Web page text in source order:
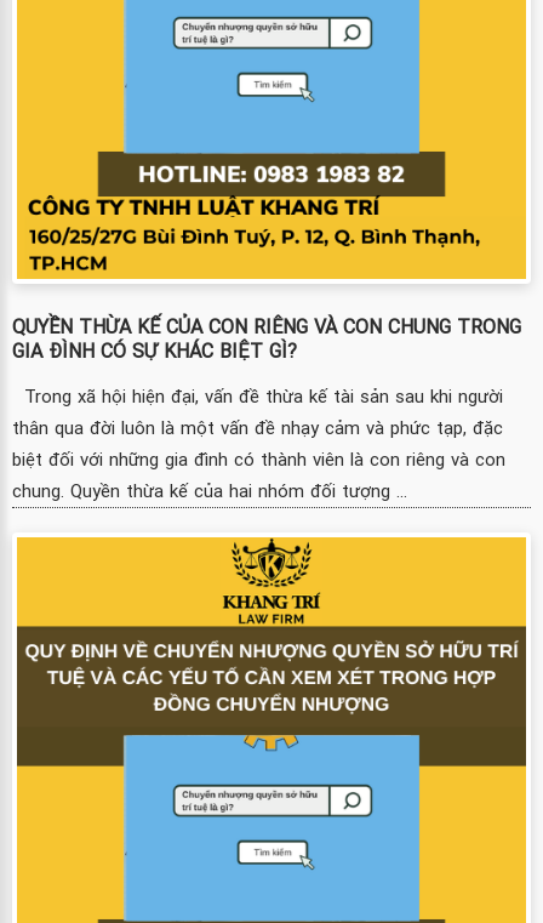
QUYỀN THỪA KẾ CỦA CON RIÊNG VÀ CON CHUNG TRONG
GIA ĐÌNH CÓ SỰ KHÁC BIỆT GÌ?
Trong xã hội hiện đại, vấn đề thừa kế tài sản sau khi người
thân qua đời luôn là một vấn đề nhạy cảm và phức tạp, đặc
biệt đối với những gia đình có thành viên là con riêng và con
chung. Quyền thừa kế của hai nhóm đối tượng ...